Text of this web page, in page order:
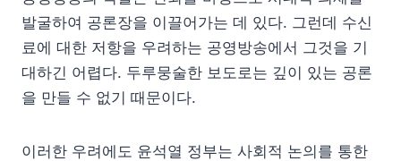
발굴하여 공론장을 이끌어가는 데 있다. 그런데 수신
료에 대한 저항을 우려하는 공영방송에서 그것을 기
대하긴 어렵다. 두루뭉술한 보도로는 깊이 있는 공론
을 만들 수 없기 때문이다.
이러한 우려에도 윤석열 정부는 사회적 논의를 통한